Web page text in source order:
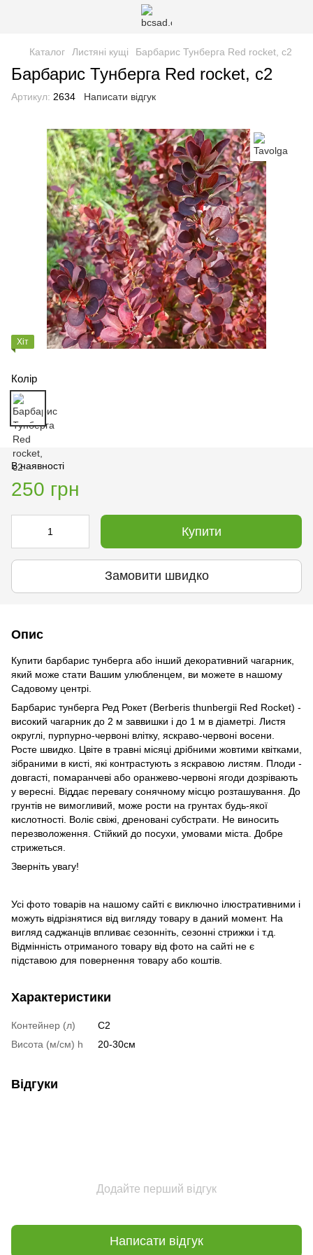
Каталог Листяні кущі Барбарис Тунберга Red rocket, с2
Барбарис Тунберга Red rocket, с2
Артикул: 2634 Написати відгук
Хіт
Колір
В наявності
250 грн
Купити
Замовити швидко
Опис
Купити барбарис тунберга або інший декоративний чагарник,
який може стати Вашим улюбленцем, ви можете в нашому
Садовому центрі.
Барбарис тунберга Ред Рокет (Berberis thunbergii Red Rocket) -
високий чагарник до 2 м заввишки і до 1 м в діаметрі. Листя
округлі, пурпурно-червоні влітку, яскраво-червоні восени.
Росте швидко. Цвіте в травні місяці дрібними жовтими квітками,
зібраними в кисті, які контрастують з яскравою листям. Плоди -
довгасті, помаранчеві або оранжево-червоні ягоди дозрівають
у вересні. Віддає перевагу сонячному місцю розташування. До
грунтів не вимогливий, може рости на грунтах будь-якої
кислотності. Воліє свіжі, дреновані субстрати. Не виносить
перезволоження. Стійкий до посухи, умовами міста. Добре
стрижеться.
Зверніть увагу!
Усі фото товарів на нашому сайті є виключно ілюстративними і
можуть відрізнятися від вигляду товару в даний момент. На
вигляд саджанців впливає сезонніть, сезонні стрижки і т.д.
Відмінність отриманого товару від фото на сайті не є
підставою для повернення товару або коштів.
Характеристики
Контейнер (л)
C2
Висота (м/см) h
20-30см
Відгуки
Додайте перший відгук
Написати відгук